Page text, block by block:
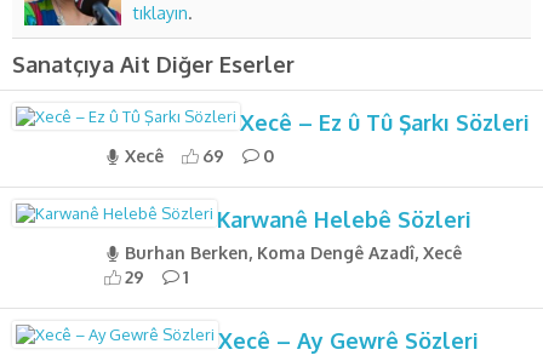
tıklayın.
Sanatçıya Ait Diğer Eserler
Xecê – Ez û Tû Şarkı Sözleri
Xecê 69 0
Karwanê Helebê Sözleri
Burhan Berken, Koma Dengê Azadî, Xecê
29
1
Xecê – Ay Gewrê Sözleri